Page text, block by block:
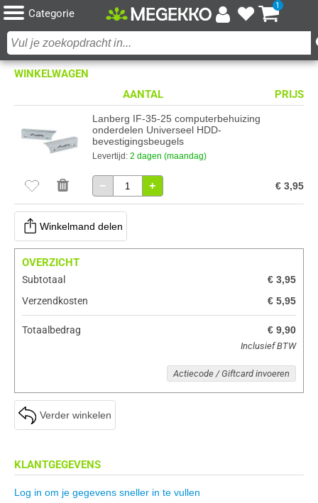
Categorie
1
WINKELWAGEN
AANTAL
PRIJS
Lanberg IF-35-25 computerbehuizing
onderdelen Universeel HDD-
bevestigingsbeugels
Levertijd: 2 dagen (maandag)
− + € 3,95
Winkelmand delen
Verder winkelen
OVERZICHT
Subtotaal
€ 3,95
Verzendkosten
€ 5,95
Totaalbedrag € 9,90
Inclusief BTW
Actiecode / Giftcard invoeren
KLANTGEGEVENS
Log in om je gegevens sneller in te vullen